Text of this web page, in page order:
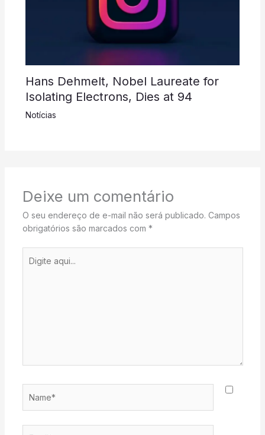
Hans Dehmelt, Nobel Laureate for
Isolating Electrons, Dies at 94
Notícias
Deixe um comentário
O seu endereço de e-mail não será publicado. Campos
obrigatórios são marcados com *
aqui...